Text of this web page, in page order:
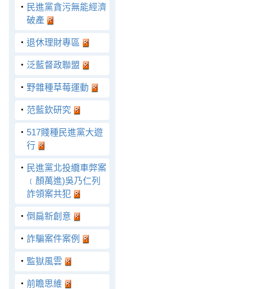
‧ 民進黨貪污無能經濟
破產
‧ 退休理財專區
‧ 泛藍督政聯盟
‧ 野雜種草莓運動
‧ 范藍欽研究
‧ 517賤種民進黨大遊
行
‧ 民進黨北投纜車弊案
﹝顏萬進)吳乃仁列
詐領案共犯
‧ 倒扁新創意
‧ 詐騙案件案例
‧ 監獄風雲
‧ 前瞻思維